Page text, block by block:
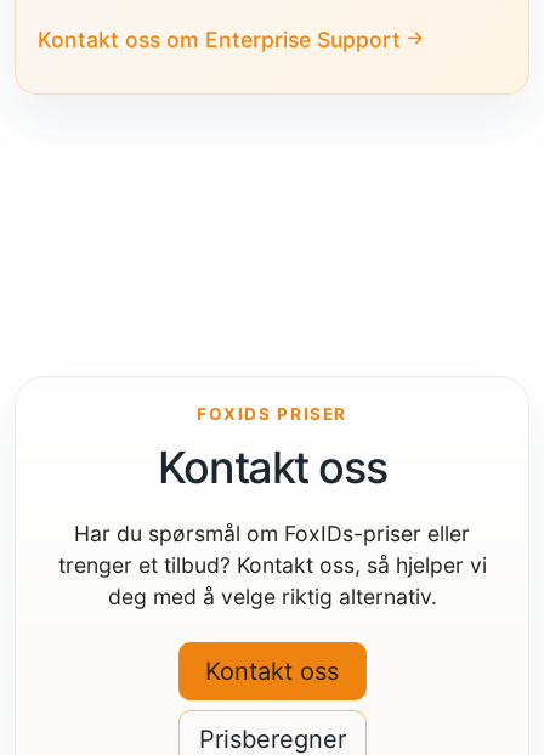
Kontakt oss om Enterprise Support
FOXIDS PRISER
Kontakt oss
Har du spørsmål om FoxIDs-priser eller
trenger et tilbud? Kontakt oss, så hjelper vi
deg med å velge riktig alternativ.
Kontakt oss
Prisberegner